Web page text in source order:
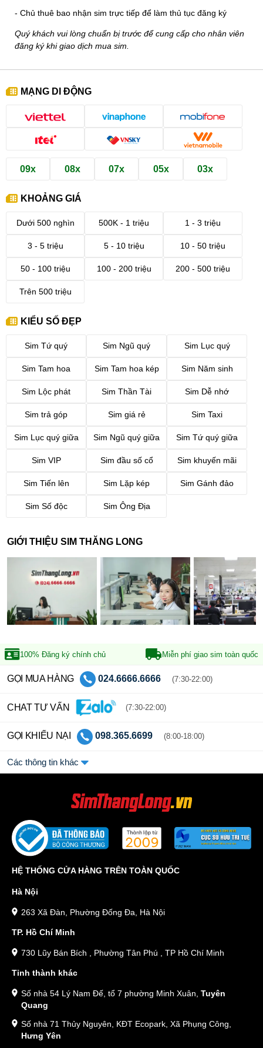
- Chủ thuê bao nhận sim trực tiếp để làm thủ tục đăng ký
Quý khách vui lòng chuẩn bị trước để cung cấp cho nhân viên
đăng ký khi giao dịch mua sim.
MẠNG DI ĐỘNG
09x 08x 07x 05x 03x
KHOẢNG GIÁ
Dưới 500 nghìn 500K - 1 triệu 1 - 3 triệu
3 - 5 triệu 5 - 10 triệu 10 - 50 triệu
50 - 100 triệu 100 - 200 triệu 200 - 500 triệu
Trên 500 triệu
KIỂU SỐ ĐẸP
Sim Tứ quý Sim Ngũ quý Sim Lục quý
Sim Tam hoa Sim Tam hoa kép Sim Năm sinh
Sim Lộc phát Sim Thần Tài Sim Dễ nhớ
Sim trả góp Sim giá rẻ Sim Taxi
Sim Lục quý giữa Sim Ngũ quý giữa Sim Tứ quý giữa
Sim VIP Sim đầu số cổ Sim khuyến mãi
Sim Tiến lên Sim Lặp kép Sim Gánh đảo
Sim Số độc Sim Ông Địa
GIỚI THIỆU SIM THĂNG LONG
100% Đăng ký chính chủ Miễn phí giao sim toàn quốc
GỌI MUA HÀNG 024.6666.6666 (7:30-22:00)
CHAT TƯ VẤN (7:30-22:00)
GỌI KHIẾU NẠI 098.365.6699 (8:00-18:00)
Các thông tin khác
HỆ THỐNG CỬA HÀNG TRÊN TOÀN QUỐC
Hà Nội
263 Xã Đàn, Phường Đống Đa, Hà Nội
TP. Hồ Chí Minh
730 Lũy Bán Bích , Phường Tân Phú , TP Hồ Chí Minh
Tỉnh thành khác
Số nhà 54 Lý Nam Đế, tổ 7 phường Minh Xuân, Tuyên
Quang
Số nhà 71 Thủy Nguyên, KĐT Ecopark, Xã Phụng Công,
Hưng Yên